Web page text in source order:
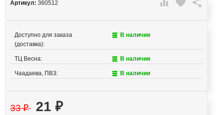
 favorite 
Артикул: 360512
Доступно для заказа
(доставка):
В наличии
ТЦ Весна: В наличии
Чаадаева, ПВЗ: В наличии
33₽ 21 ₽